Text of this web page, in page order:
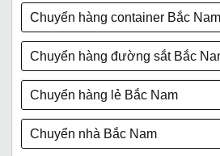
Chuyển hàng container Bắc Nam
Chuyển hàng đường sắt Bắc
Chuyển hàng lẻ Bắc Nam
Chuyển nhà Bắc Nam